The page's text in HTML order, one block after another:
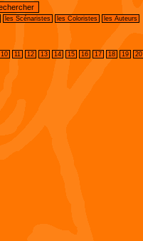
les Scénaristes les Coloristes les Auteurs
10 11 12 13 14 15 16 17 18 19 20